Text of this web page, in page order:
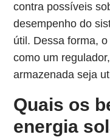
contra possíveis
desempenho do
útil. Dessa forma,
como um
armazenada seja
Quais os
energia